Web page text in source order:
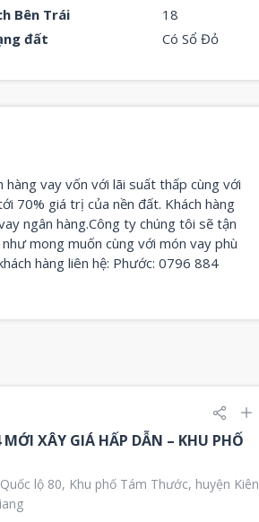
Bên Trái
18
đất Có Sổ Đỏ
vay vốn với lãi suất thấp cùng với
70% giá trị của nền đất. Khách hàng
ngân hàng.Công ty chúng tôi sẽ tận
mong muốn cùng với món vay phù
hàng liên hệ: Phước: 0796 884
XÂY GIÁ HẤP DẪN – KHU PHỐ
lộ 80, Khu phố Tám Thước, huyện Kiên